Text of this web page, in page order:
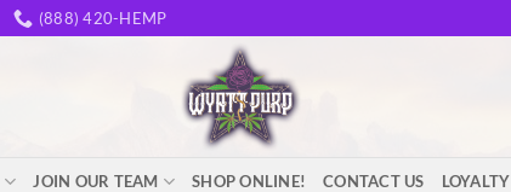
(888) 420-HEMP
JOIN OUR TEAM SHOP ONLINE! CONTACT US